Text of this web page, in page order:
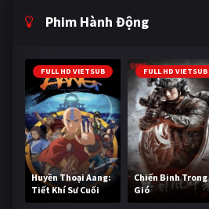
Phim Hành Động
FULL HD VIETSUB
Huyền Thoại Aang:
Tiết Khí Sư Cuối
Cùng
FULL HD VIETSUB
Chiến Binh Trong
Gió